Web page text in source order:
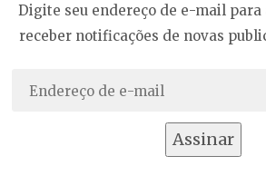
Digite seu endereço de e-mail para
receber notificações de novas
Endereço
Assinar